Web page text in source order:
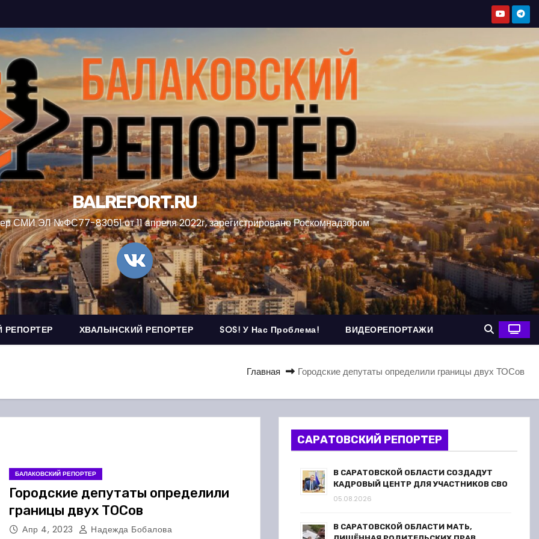
BALREPORT.RU
СМИ ЭЛ №ФС77-83051 от 11 апреля 2022г, зарегистрировано Роскомнадзором
РЕПОРТЕР ХВАЛЫНСКИЙ РЕПОРТЕР SOS! У Нас Проблема! ВИДЕОРЕПОРТАЖИ
Главная Городские депутаты определили границы двух ТОСов
БАЛАКОВСКИЙ РЕПОРТЕР
Городские депутаты определили
границы двух ТОСов
Апр 4, 2023 Надежда Бобалова
САРАТОВСКИЙ РЕПОРТЕР
В САРАТОВСКОЙ ОБЛАСТИ СОЗДАДУТ
КАДРОВЫЙ ЦЕНТР ДЛЯ УЧАСТНИКОВ СВО
05.08.2026
В САРАТОВСКОЙ ОБЛАСТИ МАТЬ,